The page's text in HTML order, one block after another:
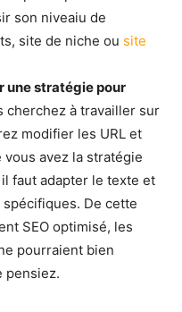
son niveaiu de
site de niche ou site
une stratégie pour
cherchez à travailler sur
modifier les URL et
avez la stratégie
il faut adapter le texte et
De cette
SEO optimisé, les
pourraient bien
pensiez.